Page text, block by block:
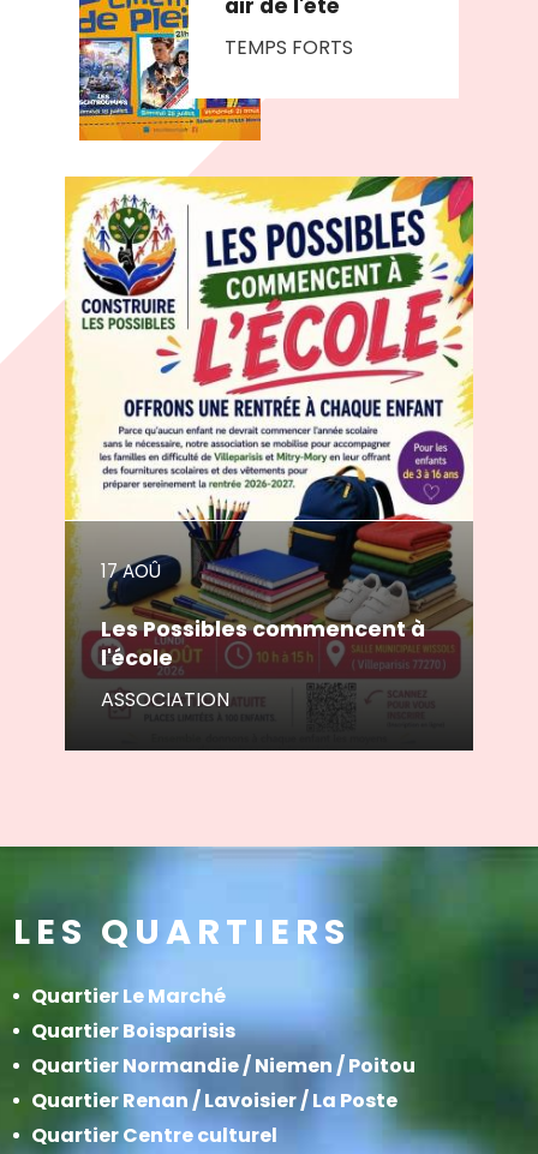
17 AOÛ
Les Possibles commencent à
l'école
ASSOCIATION
air de l'été
TEMPS FORTS
LES QUARTIERS
Quartier Le Marché
Quartier Boisparisis
Quartier Normandie / Niemen / Poitou
Quartier Renan / Lavoisier / La Poste
Quartier Centre culturel